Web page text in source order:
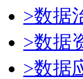
>数据
>数据
>数据